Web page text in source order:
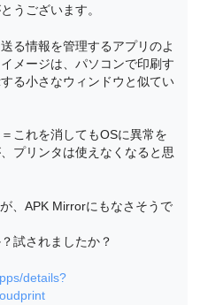
うございます。
る情報を管理するアプリのよ
メージは、パソコンで印刷す
る小さなウィンドウと似てい
これを消してもOSに異常を
プリンタは使えなくなると思
、APK Mirrorにもなさそうで
試されましたか？
details?